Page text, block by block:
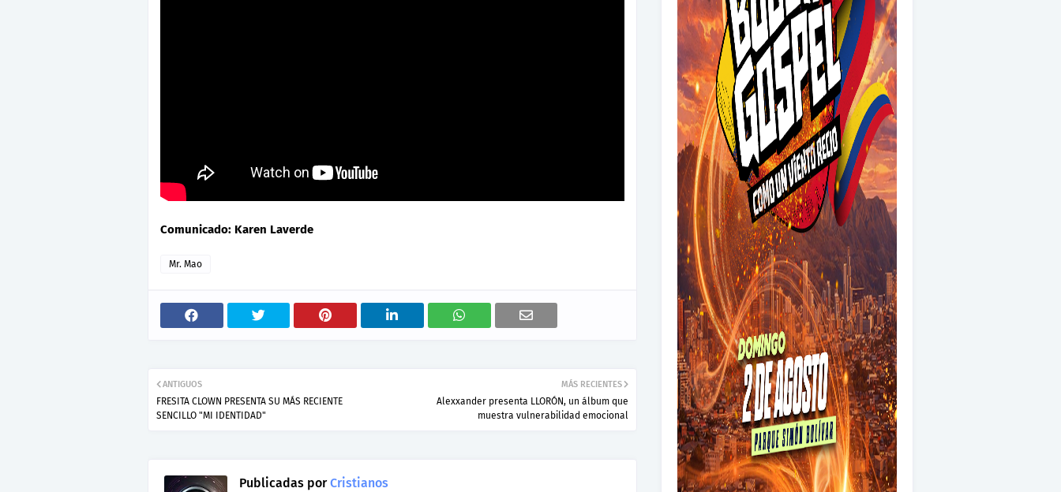
Comunicado: Karen Laverde
Mr. Mao
MÁS RECIENTES
Alexxander presenta LLORÓN, un álbum que
muestra vulnerabilidad emocional
ANTIGUOS
FRESITA CLOWN PRESENTA SU MÁS RECIENTE
SENCILLO "MI IDENTIDAD"
Publicadas porCristianos